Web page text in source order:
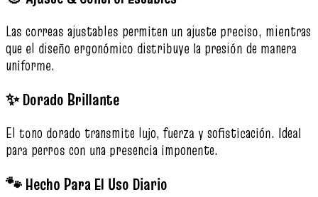
Las correas ajustables permiten un ajuste preciso, mientras
que el diseño ergonómico distribuye la presión de manera
uniforme.
✨ Dorado Brillante
El tono dorado transmite lujo, fuerza y sofisticación. Ideal
para perros con una presencia imponente.
🐾 Hecho Para El Uso Diario